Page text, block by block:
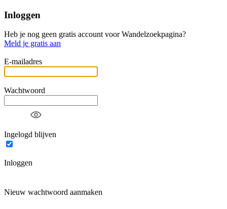
Inloggen
Heb je nog geen gratis account voor Wandelzoekpagina?
Meld je gratis aan
E-mailadres
Wachtwoord
Ingelogd blijven
Inloggen
Nieuw wachtwoord aanmaken